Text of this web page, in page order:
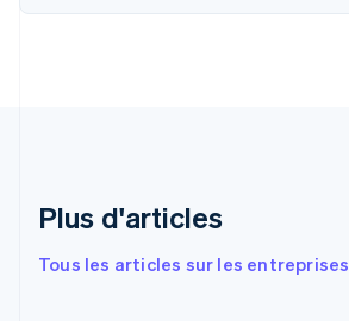
Plus d'articles
Tous les articles sur les entreprises
Croatie
Estonie
États-Unis